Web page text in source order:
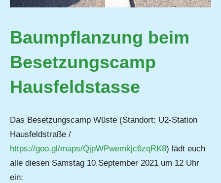
Baumpflanzung beim
Besetzungscamp
Hausfeldstasse
Das Besetzungscamp Wüste (Standort: U2-Station
Hausfeldstraße /
https://goo.gl/maps/QjpWPwemkjc6zqRK8) lädt euch
alle diesen Samstag 10.September 2021 um 12 Uhr
ein: